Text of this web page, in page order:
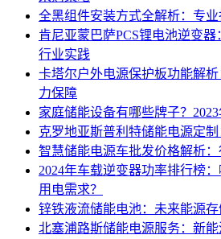
全黑组件安装方式全解析：专业
肯尼亚蒙巴萨PCS锂电池逆变
行业实践
卡塔尔户外电源保护板功能解
力保障
家庭储能设备有哪些牌子？
克罗地亚斯普利特储能电源定
智慧储能电源车批发价格解析
2024年车载逆变器功率排行榜
用电需求？
锌铁液流储能电池：未来能源
北塞浦路斯储能电源服务：新